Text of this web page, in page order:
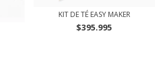
KIT DE TÉ EASY MAKER
$395.995